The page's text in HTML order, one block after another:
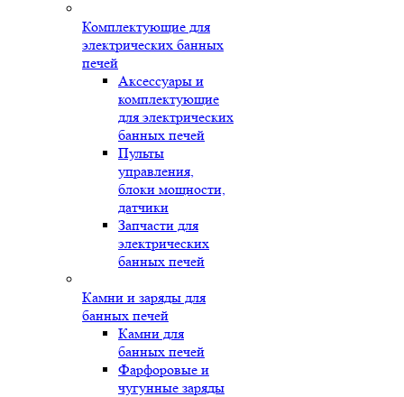
Комплектующие для
электрических банных
печей
Аксессуары и
комплектующие
для электрических
банных печей
Пульты
управления,
блоки мощности,
датчики
Запчасти для
электрических
банных печей
Камни и заряды для
банных печей
Камни для
банных печей
Фарфоровые и
чугунные заряды